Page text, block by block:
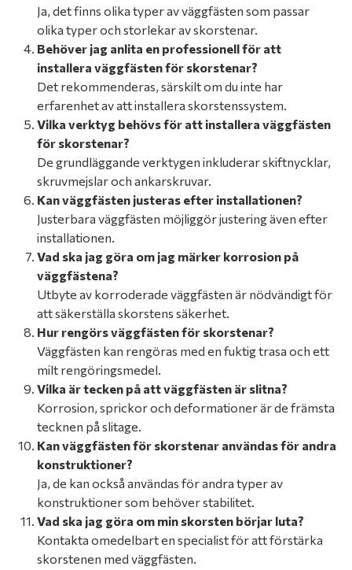
Ja, det finns olika typer av väggfästen som passar
olika typer och storlekar av skorstenar.
Behöver jag anlita en professionell för att
installera väggfästen för skorstenar?
Det rekommenderas, särskilt om du inte har
erfarenhet av att installera skorstenssystem.
Vilka verktyg behövs för att installera väggfästen
för skorstenar?
De grundläggande verktygen inkluderar skiftnycklar,
skruvmejslar och ankarskruvar.
Kan väggfästen justeras efter installationen?
Justerbara väggfästen möjliggör justering även efter
installationen.
Vad ska jag göra om jag märker korrosion på
väggfästena?
Utbyte av korroderade väggfästen är nödvändigt för
att säkerställa skorstens säkerhet.
Hur rengörs väggfästen för skorstenar?
Väggfästen kan rengöras med en fuktig trasa och ett
milt rengöringsmedel.
Vilka är tecken på att väggfästen är slitna?
Korrosion, sprickor och deformationer är de främsta
tecknen på slitage.
Kan väggfästen för skorstenar användas för andra
konstruktioner?
Ja, de kan också användas för andra typer av
konstruktioner som behöver stabilitet.
Vad ska jag göra om min skorsten börjar luta?
Kontakta omedelbart en specialist för att förstärka
skorstenen med väggfästen.